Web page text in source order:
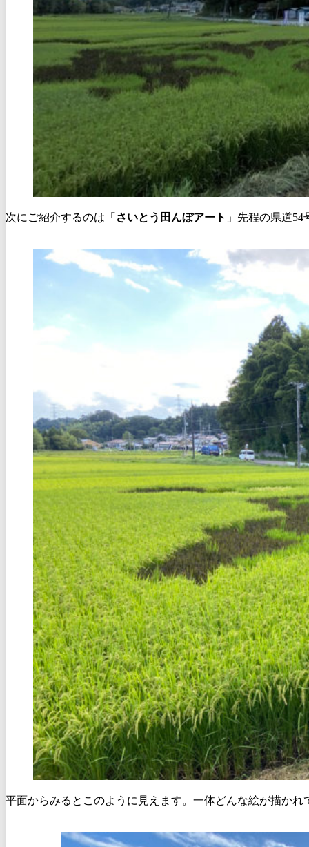
次にご紹介するのは「 さいとう田んぼアート 」先程の県道
平面からみるとこのように見えます。一体どんな絵が描か